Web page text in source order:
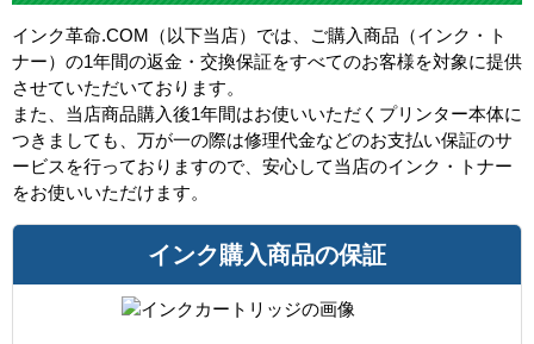
インク革命.COM（以下当店）では、ご購入商品（インク・ト
ナー）の1年間の返金・交換保証をすべてのお客様を対象に提供
させていただいております。
また、当店商品購入後1年間はお使いいただくプリンター本体に
つきましても、万が一の際は修理代金などのお支払い保証のサ
ービスを行っておりますので、安心して当店のインク・トナー
をお使いいただけます。
インク購入商品の保証